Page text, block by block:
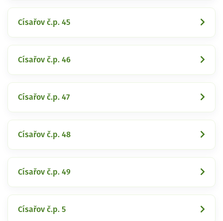
Císařov č.p. 45
Císařov č.p. 46
Císařov č.p. 47
Císařov č.p. 48
Císařov č.p. 49
Císařov č.p. 5